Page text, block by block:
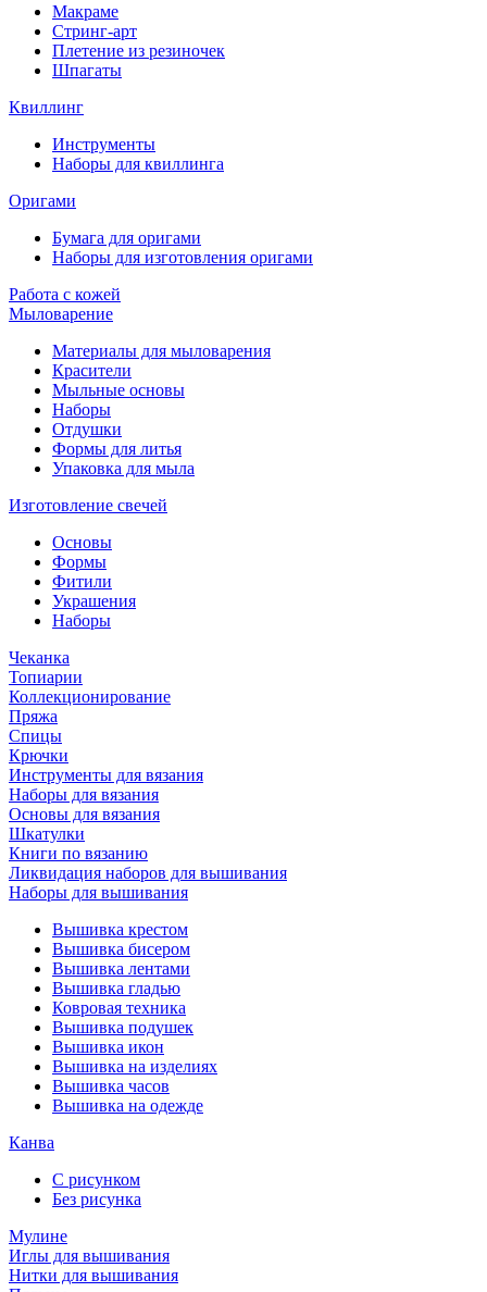
Макраме
Стринг-арт
Плетение из резиночек
Шпагаты
Квиллинг
Инструменты
Наборы для квиллинга
Оригами
Бумага для оригами
Наборы для изготовления оригами
Работа с кожей
Мыловарение
Материалы для мыловарения
Красители
Мыльные основы
Наборы
Отдушки
Формы для литья
Упаковка для мыла
Изготовление свечей
Основы
Формы
Фитили
Украшения
Наборы
Чеканка
Топиарии
Коллекционирование
Пряжа
Спицы
Крючки
Инструменты для вязания
Наборы для вязания
Основы для вязания
Шкатулки
Книги по вязанию
Ликвидация наборов для вышивания
Наборы для вышивания
Вышивка крестом
Вышивка бисером
Вышивка лентами
Вышивка гладью
Ковровая техника
Вышивка подушек
Вышивка икон
Вышивка на изделиях
Вышивка часов
Вышивка на одежде
Канва
С рисунком
Без рисунка
Мулине
Иглы для вышивания
Нитки для вышивания